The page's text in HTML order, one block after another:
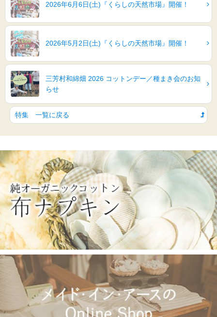
2026年6月6日(土)『くらしの天然市場』開催！
2026年5月2日(土)『くらしの天然市場』開催！
三芳村和綿畑 2026 コットンデー／種まき会のお知
らせ
特集 一覧に戻る